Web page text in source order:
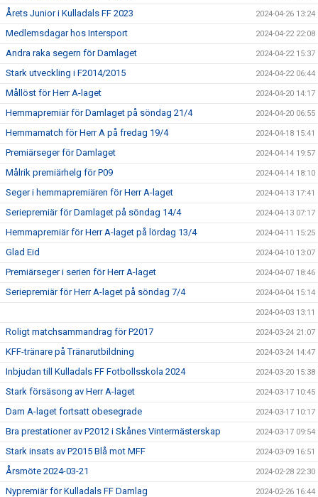
Årets Junior i Kulladals FF 2023 2024-04-26 13:24
Medlemsdagar hos Intersport 2024-04-22 22:08
Andra raka segern för Damlaget 2024-04-22 15:37
Stark utveckling i F2014/2015 2024-04-22 06:44
Mållöst för Herr A-laget 2024-04-20 14:17
Hemmapremiär för Damlaget på söndag 21/4 2024-04-20 06:55
Hemmamatch för Herr A på fredag 19/4 2024-04-18 15:41
Premiärseger för Damlaget 2024-04-14 19:57
Målrik premiärhelg för P09 2024-04-14 18:10
Seger i hemmapremiären för Herr A-laget 2024-04-13 17:41
Seriepremiär för Damlaget på söndag 14/4 2024-04-13 07:17
Hemmapremiär för Herr A-laget på lördag 13/4 2024-04-11 15:25
Glad Eid 2024-04-10 13:07
Premiärseger i serien för Herr A-laget 2024-04-07 18:46
Seriepremiär för Herr A-laget på söndag 7/4 2024-04-04 15:14
2024-04-03 13:11
Roligt matchsammandrag för P2017 2024-03-24 21:07
KFF-tränare på Tränarutbildning 2024-03-24 14:47
Inbjudan till Kulladals FF Fotbollsskola 2024 2024-03-20 15:38
Stark försäsong av Herr A-laget 2024-03-17 10:45
Dam A-laget fortsatt obesegrade 2024-03-17 10:17
Bra prestationer av P2012 i Skånes Vintermästerskap 2024-03-17 09:54
Stark insats av P2015 Blå mot MFF 2024-03-09 16:51
Årsmöte 2024-03-21 2024-02-28 22:30
Nypremiär för Kulladals FF Damlag 2024-02-26 16:44